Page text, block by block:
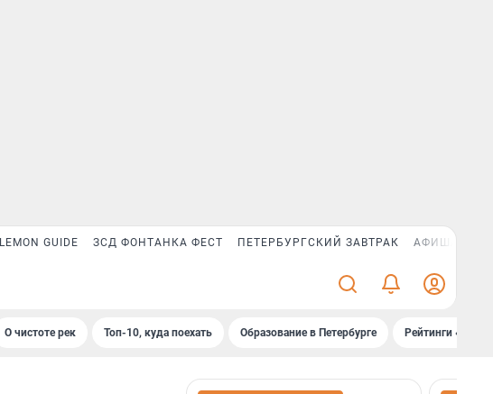
LEMON GUIDE ЗСД ФОНТАНКА ФЕСТ ПЕТЕРБУРГСКИЙ ЗАВТРАК АФИША PLUS
О чистоте рек Топ-10, куда поехать Образование в Петербурге Рейтинги